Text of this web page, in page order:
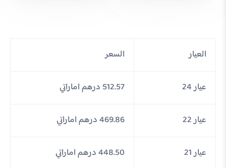
العيار السعر
عيار 24 512.57 درهم اماراتي
عيار 22 469.86 درهم اماراتي
عيار 21 448.50 درهم اماراتي